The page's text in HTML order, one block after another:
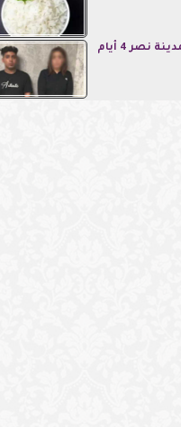
حبس متهم بسرقة حقيبة سيدة بمدينة نصر 4 أيام